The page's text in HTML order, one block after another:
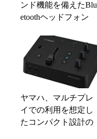
ンド機能を備えたBlu
etoothヘッドフォン
ヤマハ、マルチプレ
イでの利用を想定し
たコンパクト設計の